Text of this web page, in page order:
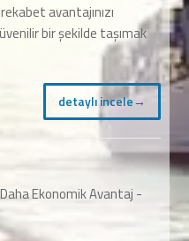
avantajınızı
bir şekilde taşımak
detaylı incele→
Ekonomik Avantaj -